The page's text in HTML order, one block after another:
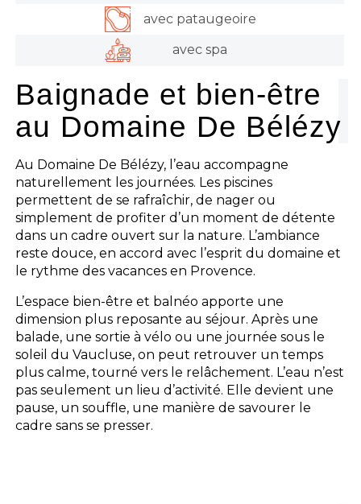
avec pataugeoire
avec spa
Baignade et bien-être
au Domaine De Bélézy
Au Domaine De Bélézy, l’eau accompagne
naturellement les journées. Les piscines
permettent de se rafraîchir, de nager ou
simplement de profiter d’un moment de détente
dans un cadre ouvert sur la nature. L’ambiance
reste douce, en accord avec l’esprit du domaine et
le rythme des vacances en Provence.
L’espace bien-être et balnéo apporte une
dimension plus reposante au séjour. Après une
balade, une sortie à vélo ou une journée sous le
soleil du Vaucluse, on peut retrouver un temps
plus calme, tourné vers le relâchement. L’eau n’est
pas seulement un lieu d’activité. Elle devient une
pause, un souffle, une manière de savourer le
cadre sans se presser.